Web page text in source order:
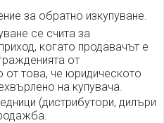
за обратно изкупуване.
се счита за
когато продавачът е
от
от това, че юридическото
на купувача.
(дистрибутори, дилъри